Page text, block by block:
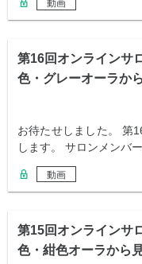
動画
第16回オンラインサ
色・グレーオーラか
お待たせしました。 第
します。 サロンメンバ
動画
第15回オンラインサ
色・紺色オーラから